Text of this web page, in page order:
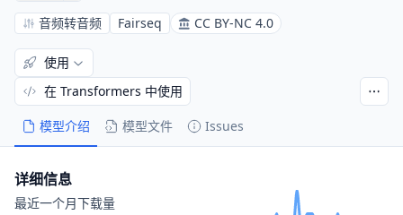
音频转音频
Fairseq CC BY-NC 4.0
模型介绍 模型文件 Issues
使用
在 Transformers 中使用
详细信息
最近一个月下载量